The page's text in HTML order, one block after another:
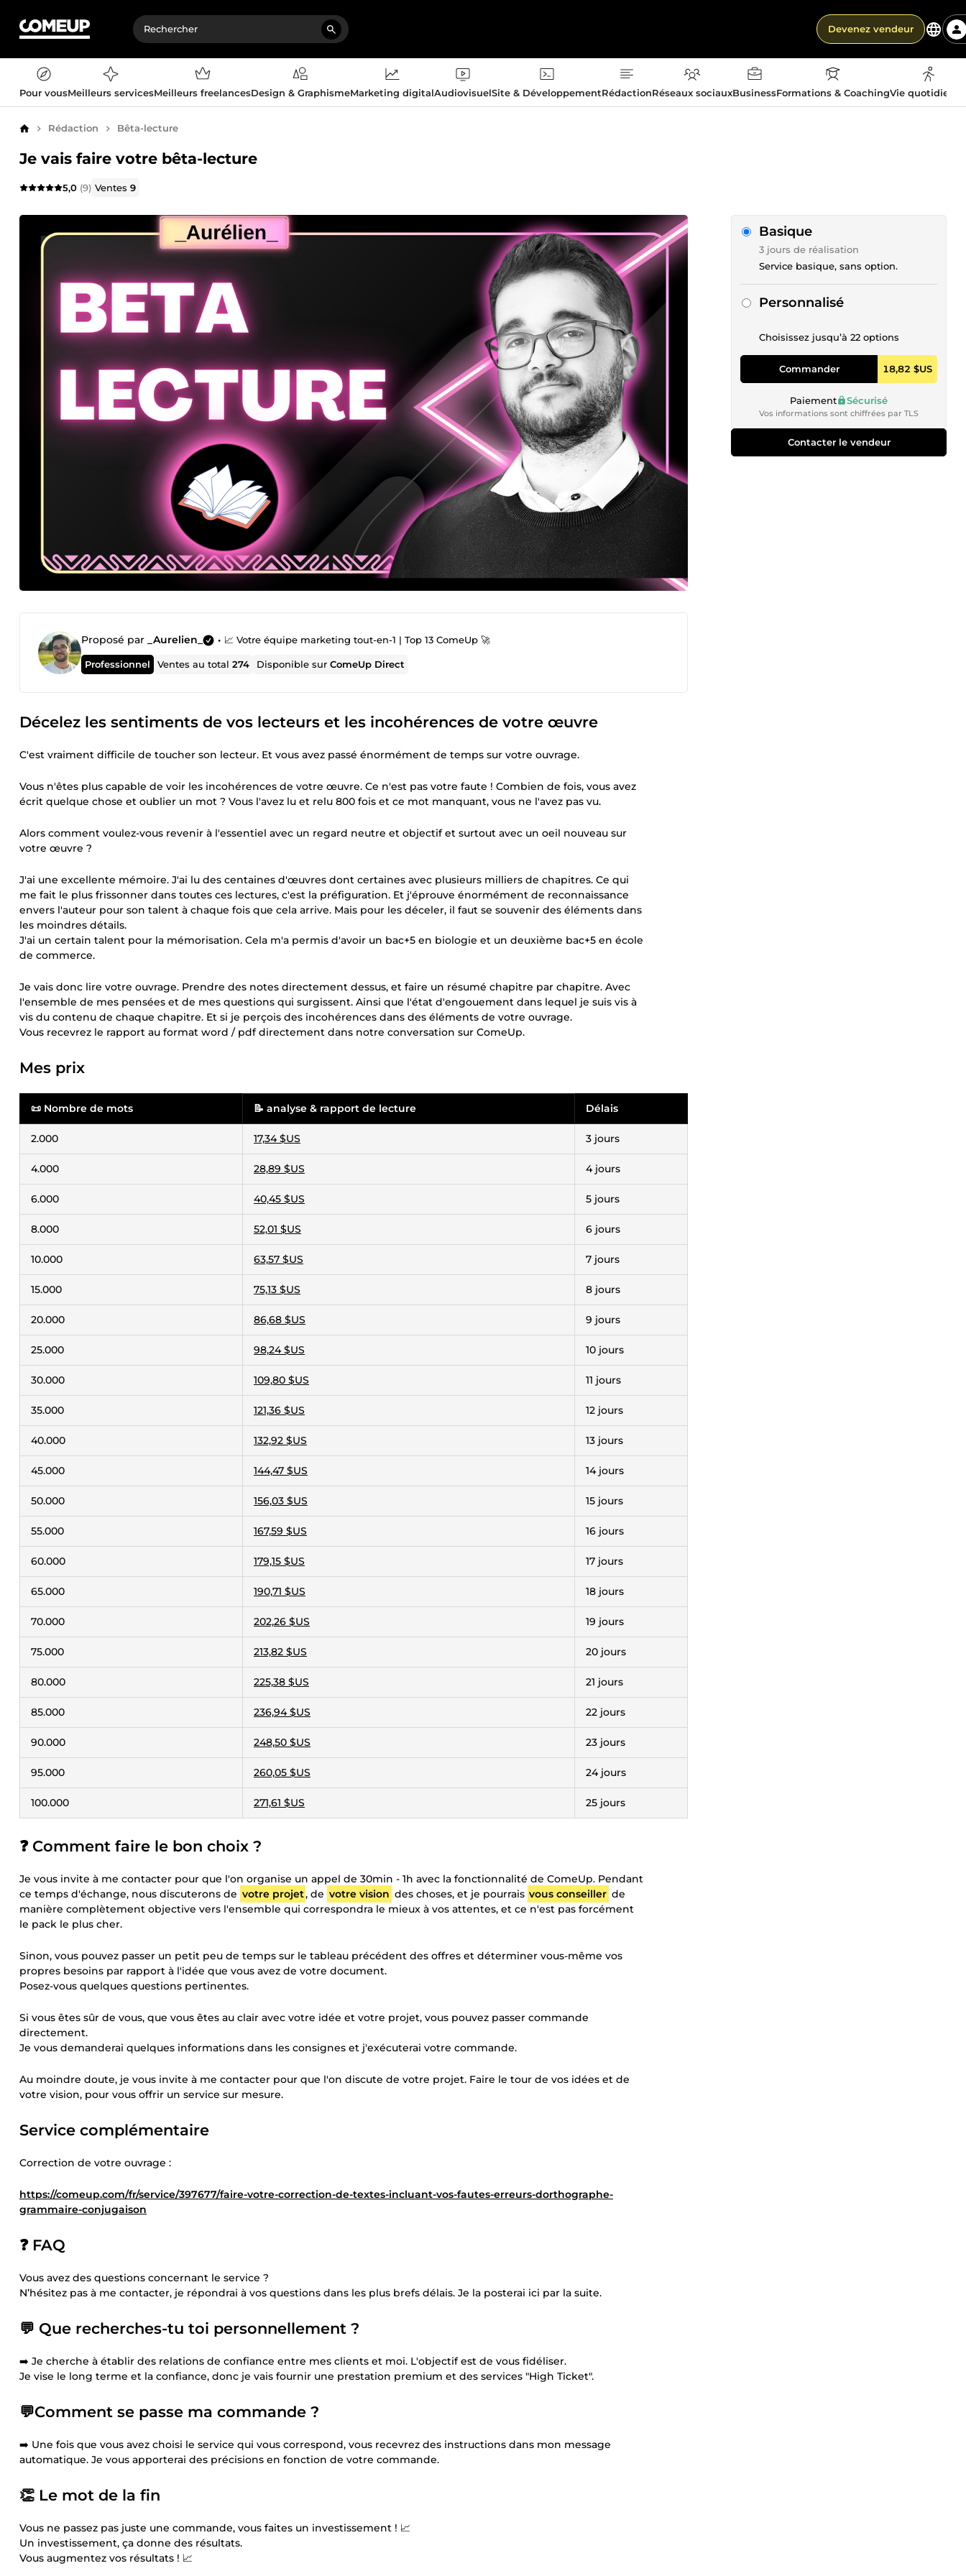
Devenez vendeur
Pour vousMeilleurs servicesMeilleurs freelancesDesign & GraphismeMarketing digitalAudiovisuelSite & DéveloppementRédactionRéseaux sociauxBusinessFormations & CoachingVie
AccueilRédaction Bêta-lecture
Je vais faire votre bêta-lecture
5,0 (9) Ventes9
Proposé par _Aurelien_ • 📈 Votre équipe marketing tout-en-1 | Top 13 ComeUp 🚀
Professionnel Ventes au total274 Disponible surComeUp Direct
Décelez les sentiments de vos lecteurs et les incohérences de votre œuvre
C'est vraiment difficile de toucher son lecteur. Et vous avez passé énormément de temps sur votre ouvrage.
Vous n'êtes plus capable de voir les incohérences de votre œuvre. Ce n'est pas votre faute ! Combien de fois, vous avez
écrit quelque chose et oublier un mot ? Vous l'avez lu et relu 800 fois et ce mot manquant, vous ne l'avez pas vu.
Alors comment voulez-vous revenir à l'essentiel avec un regard neutre et objectif et surtout avec un oeil nouveau sur
votre œuvre ?
J'ai une excellente mémoire. J'ai lu des centaines d'œuvres dont certaines avec plusieurs milliers de chapitres. Ce qui
me fait le plus frissonner dans toutes ces lectures, c'est la préfiguration. Et j'éprouve énormément de reconnaissance
envers l'auteur pour son talent à chaque fois que cela arrive. Mais pour les déceler, il faut se souvenir des éléments dans
les moindres détails.
J'ai un certain talent pour la mémorisation. Cela m'a permis d'avoir un bac+5 en biologie et un deuxième bac+5 en école
de commerce.
Je vais donc lire votre ouvrage. Prendre des notes directement dessus, et faire un résumé chapitre par chapitre. Avec
l'ensemble de mes pensées et de mes questions qui surgissent. Ainsi que l'état d'engouement dans lequel je suis vis à
vis du contenu de chaque chapitre. Et si je perçois des incohérences dans des éléments de votre ouvrage.
Vous recevrez le rapport au format word / pdf directement dans notre conversation sur ComeUp.
Mes prix
📜 Nombre de mots 📝 analyse & rapport de lecture Délais
2.000 17,34 $US 3 jours
4.000 28,89 $US 4 jours
6.000 40,45 $US 5 jours
8.000 52,01 $US 6 jours
10.000 63,57 $US 7 jours
15.000 75,13 $US 8 jours
20.000 86,68 $US 9 jours
25.000 98,24 $US 10 jours
30.000 109,80 $US 11 jours
35.000 121,36 $US 12 jours
40.000 132,92 $US 13 jours
45.000 144,47 $US 14 jours
50.000 156,03 $US 15 jours
55.000 167,59 $US 16 jours
60.000 179,15 $US 17 jours
65.000 190,71 $US 18 jours
70.000 202,26 $US 19 jours
75.000 213,82 $US 20 jours
80.000 225,38 $US 21 jours
85.000 236,94 $US 22 jours
90.000 248,50 $US 23 jours
95.000 260,05 $US 24 jours
100.000 271,61 $US 25 jours
❓ Comment faire le bon choix ?
Je vous invite à me contacter pour que l'on organise un appel de 30min - 1h avec la fonctionnalité de ComeUp. Pendant
ce temps d'échange, nous discuterons de votre projet, de votre vision des choses, et je pourrais vous conseiller de
manière complètement objective vers l'ensemble qui correspondra le mieux à vos attentes, et ce n'est pas forcément
le pack le plus cher.
Sinon, vous pouvez passer un petit peu de temps sur le tableau précédent des offres et déterminer vous-même vos
propres besoins par rapport à l'idée que vous avez de votre document.
Posez-vous quelques questions pertinentes.
Si vous êtes sûr de vous, que vous êtes au clair avec votre idée et votre projet, vous pouvez passer commande
directement.
Je vous demanderai quelques informations dans les consignes et j'exécuterai votre commande.
Au moindre doute, je vous invite à me contacter pour que l'on discute de votre projet. Faire le tour de vos idées et de
votre vision, pour vous offrir un service sur mesure.
Service complémentaire
Correction de votre ouvrage :
https://comeup.com/fr/service/397677/faire-votre-correction-de-textes-incluant-vos-fautes-erreurs-dorthographe-
grammaire-conjugaison
❓ FAQ
Vous avez des questions concernant le service ?
N’hésitez pas à me contacter, je répondrai à vos questions dans les plus brefs délais. Je la posterai ici par la suite.
💬 Que recherches-tu toi personnellement ?
➡️ Je cherche à établir des relations de confiance entre mes clients et moi. L'objectif est de vous fidéliser.
Je vise le long terme et la confiance, donc je vais fournir une prestation premium et des services "High Ticket".
💬Comment se passe ma commande ?
➡️ Une fois que vous avez choisi le service qui vous correspond, vous recevrez des instructions dans mon message
automatique. Je vous apporterai des précisions en fonction de votre commande.
👏 Le mot de la fin
Vous ne passez pas juste une commande, vous faites un investissement ! 📈
Un investissement, ça donne des résultats.
Vous augmentez vos résultats ! 📈
Basique
3 jours de réalisation
Service basique, sans option.
Personnalisé
Choisissez jusqu’à 22 options
Commander 18,82 $US
Paiement Sécurisé
Vos informations sont chiffrées par TLS
Contacter le vendeur